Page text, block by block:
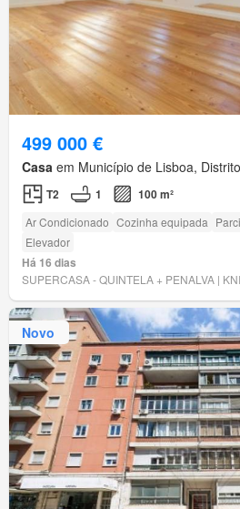
499 000 €
Casa em Município de Lisboa,
T2 1 100 m²
Ar Condicionado Cozinha equipada
Elevador
Há 16 dias
SUPERCASA - QUINTELA + PENALVA |
Novo